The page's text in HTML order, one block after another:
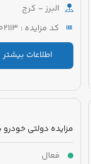
البرز - کرج
کد مزایده : 5421400404002113
اطلاعات بیشتر
فعال